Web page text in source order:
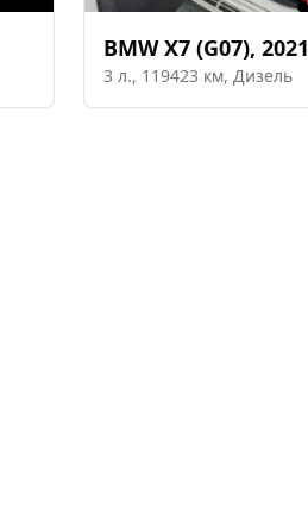
BMW X7 (G07), 2021
3 л., 119423 км, Дизель